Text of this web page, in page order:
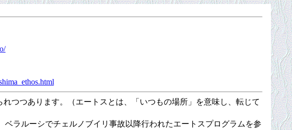
つつあります。（エートスとは、「いつもの場所」を意味し、転じて
ラルーシでチェルノブイリ事故以降行われたエートスプログラムを参